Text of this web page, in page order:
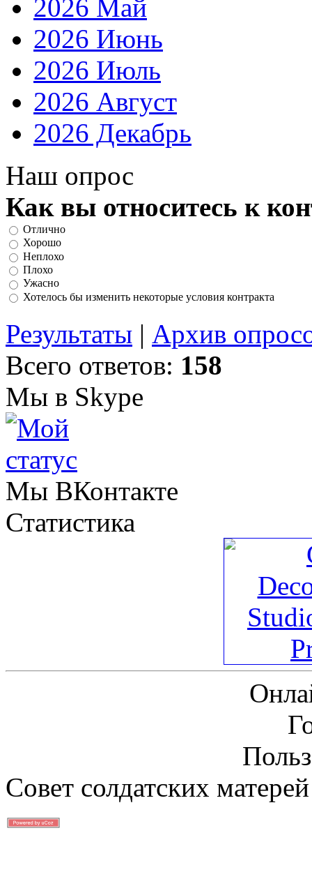
2026 Май
2026 Июнь
2026 Июль
2026 Август
2026 Декабрь
Наш опрос
Как вы относитесь к
Отлично
Хорошо
Неплохо
Плохо
Ужасно
Хотелось бы изменить некоторые условия контракта
Результаты | Архив
Всего ответов: 158
Мы в Skype
Мы ВКонтакте
Статистика
Совет солдатских